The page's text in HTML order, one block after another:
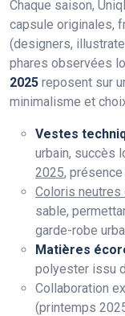
Chaque saison,
capsule originales,
(designers,
phares observées
2025 reposent sur
minimalisme et
Vestes
urbain, succès
2025,
Coloris neutres
sable,
garde-robe
Matières
polyester issu
Collaboration
(printemps